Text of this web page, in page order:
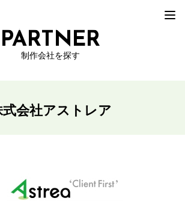
PARTNER
制作会社を探す
式会社アストレア